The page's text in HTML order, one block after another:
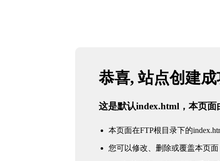
恭喜, 站点创建
这是默认index.html，本页面
本页面在FTP根目录下的
您可以修改、删除或覆盖本页面